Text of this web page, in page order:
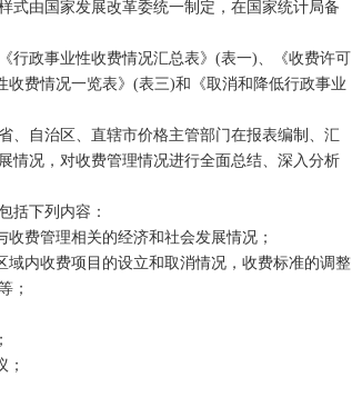
由国家发展改革委统一制定，在国家统计局备
政事业性收费情况汇总表》(表一)、《收费许可
费情况一览表》(表三)和《取消和降低行政事业
自治区、直辖市价格主管部门在报表编制、汇
情况，对收费管理情况进行全面总结、深入分析
下列内容：
费管理相关的经济和社会发展情况；
内收费项目的设立和取消情况，收费标准的调整
；